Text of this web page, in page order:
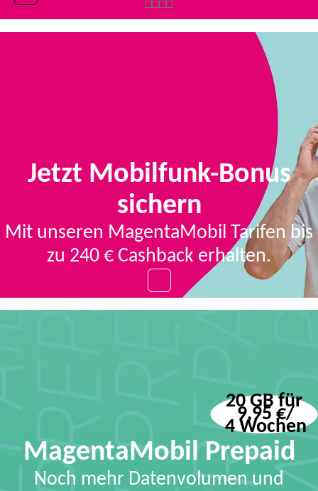
Jetzt Mobilfunk-Bonus
sichern
Mit unseren MagentaMobil Tarifen bis
zu 240 € Cashback erhalten.
MagentaMobil Prepaid
Noch mehr Datenvolumen und
20 GB für
9,95 €/
4 Wochen